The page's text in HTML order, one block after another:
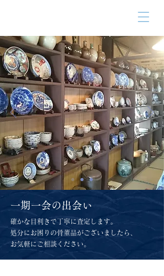
一期一会の出会い
確かな目利きで丁寧に査定します。
​処分にお困りの骨董品がございましたら、
お気軽にご相談ください。